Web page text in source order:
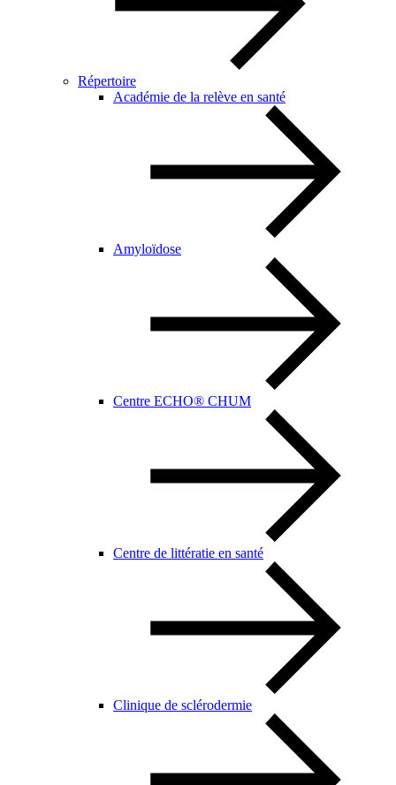
Répertoire
Académie de la relève en santé
Amyloïdose
Centre ECHO® CHUM
Centre de littératie en santé
Clinique de sclérodermie